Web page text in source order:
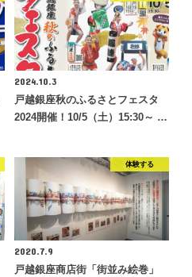
2024.10.3
戸越銀座秋のふるさとフェスタ
2024開催！10/5（土）15:30～ …
体験する
2020.7.9
戸越銀座商店街「街並み絵巻」